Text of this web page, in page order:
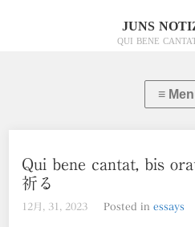
JUNS
QUI BENE
Qui bene cantat, bis
祈る
12月, 31, 2023 Posted inessays